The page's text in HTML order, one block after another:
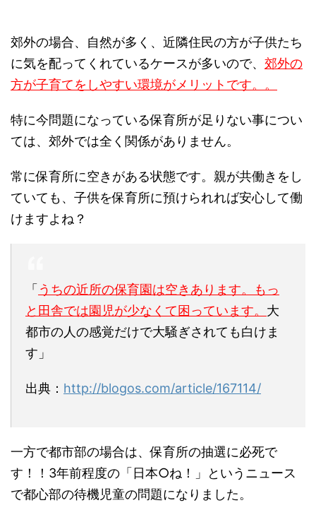
郊外の場合、自然が多く、近隣住民の方が子供たち
に気を配ってくれているケースが多いので、 郊外の
方が子育てをしやすい環境がメリットです。。
特に今問題になっている保育所が足りない事につい
ては、郊外では全く関係がありません。
常に保育所に空きがある状態です。親が共働きをし
ていても、子供を保育所に預けられれば安心して働
けますよね？
「 うちの近所の保育園は空きあります。もっ
と田舎では園児が少なくて困っています。 大
都市の人の感覚だけで大騒ぎされても白けま
す」
出典： http://blogos.com/article/167114/
一方で都市部の場合は、保育所の抽選に必死で
す！！3年前程度の「日本○ね！」というニュース
で都心部の待機児童の問題になりました。